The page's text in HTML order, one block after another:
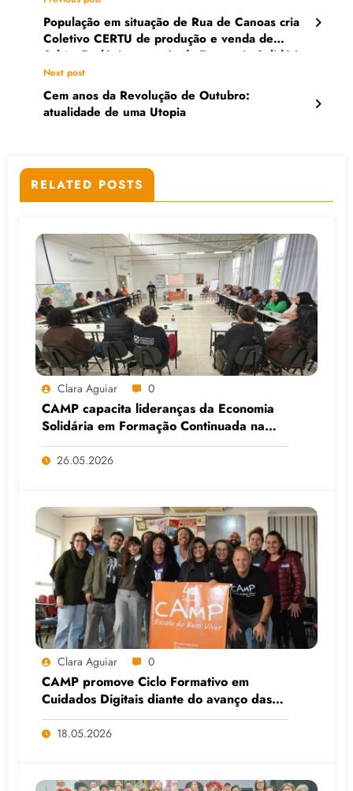
População em situação de Rua de Canoas cria
Coletivo CERTU de produção e venda de
Sabão Ecológico através da Economia Solidária
Next post
Cem anos da Revolução de Outubro:
atualidade de uma Utopia
RELATED POSTS
Clara Aguiar 0
CAMP capacita lideranças da Economia
Solidária em Formação Continuada na
Faculdade do Assentamento do MST, em
Viamão (RS)
26.05.2026
Clara Aguiar 0
CAMP promove Ciclo Formativo em
Cuidados Digitais diante do avanço das
Big Techs e da IA
18.05.2026